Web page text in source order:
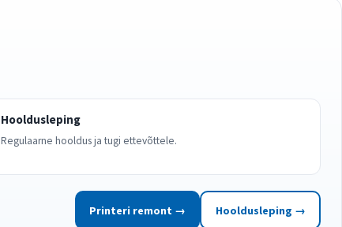
Hooldusleping
Regulaarne hooldus ja tugi ettevõttele.
Printeri remont → Hooldusleping →